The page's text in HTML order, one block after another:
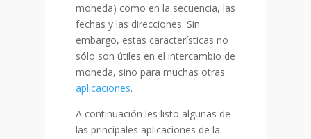
moneda) como en la secuencia, las
fechas y las direcciones. Sin
embargo, estas características no
sólo son útiles en el intercambio de
moneda, sino para muchas otras
aplicaciones.
A continuación les listo algunas de
las principales aplicaciones de la